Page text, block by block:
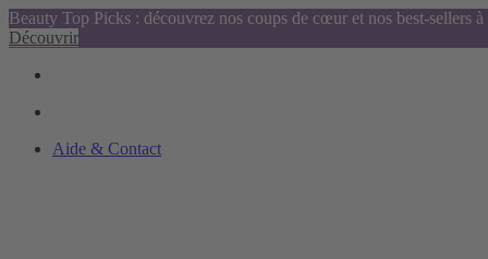
Beauty Top Picks : découvrez nos coups de cœur et nos best-sellers
Découvrir
Aide & Contact